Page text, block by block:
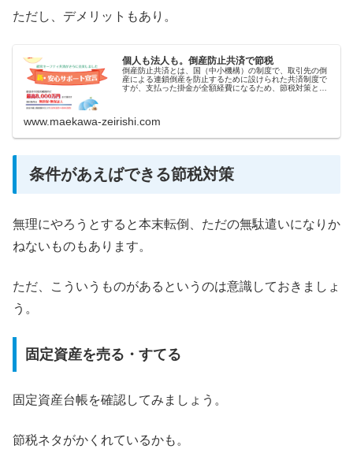
ただし、デメリットもあり。
個人も法人も。倒産防止共済で節税
倒産防止共済とは、国（中小機構）の制度で、取引先の倒
産による連鎖倒産を防止するために設けられた共済制度で
すが、支払った掛金が全額経費になるため、節税対策とし
www.maekawa-zeirishi.com
条件があえばできる節税対策
無理にやろうとすると本末転倒、ただの無駄遣いになりか
ねないものもあります。
ただ、こういうものがあるというのは意識しておきましょ
う。
固定資産を売る・すてる
固定資産台帳を確認してみましょう。
節税ネタがかくれているかも。